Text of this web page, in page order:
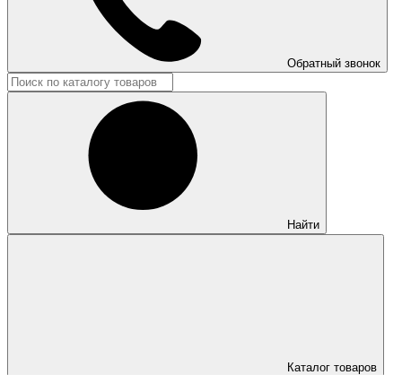
Обратный звонок
Найти
Каталог товаров